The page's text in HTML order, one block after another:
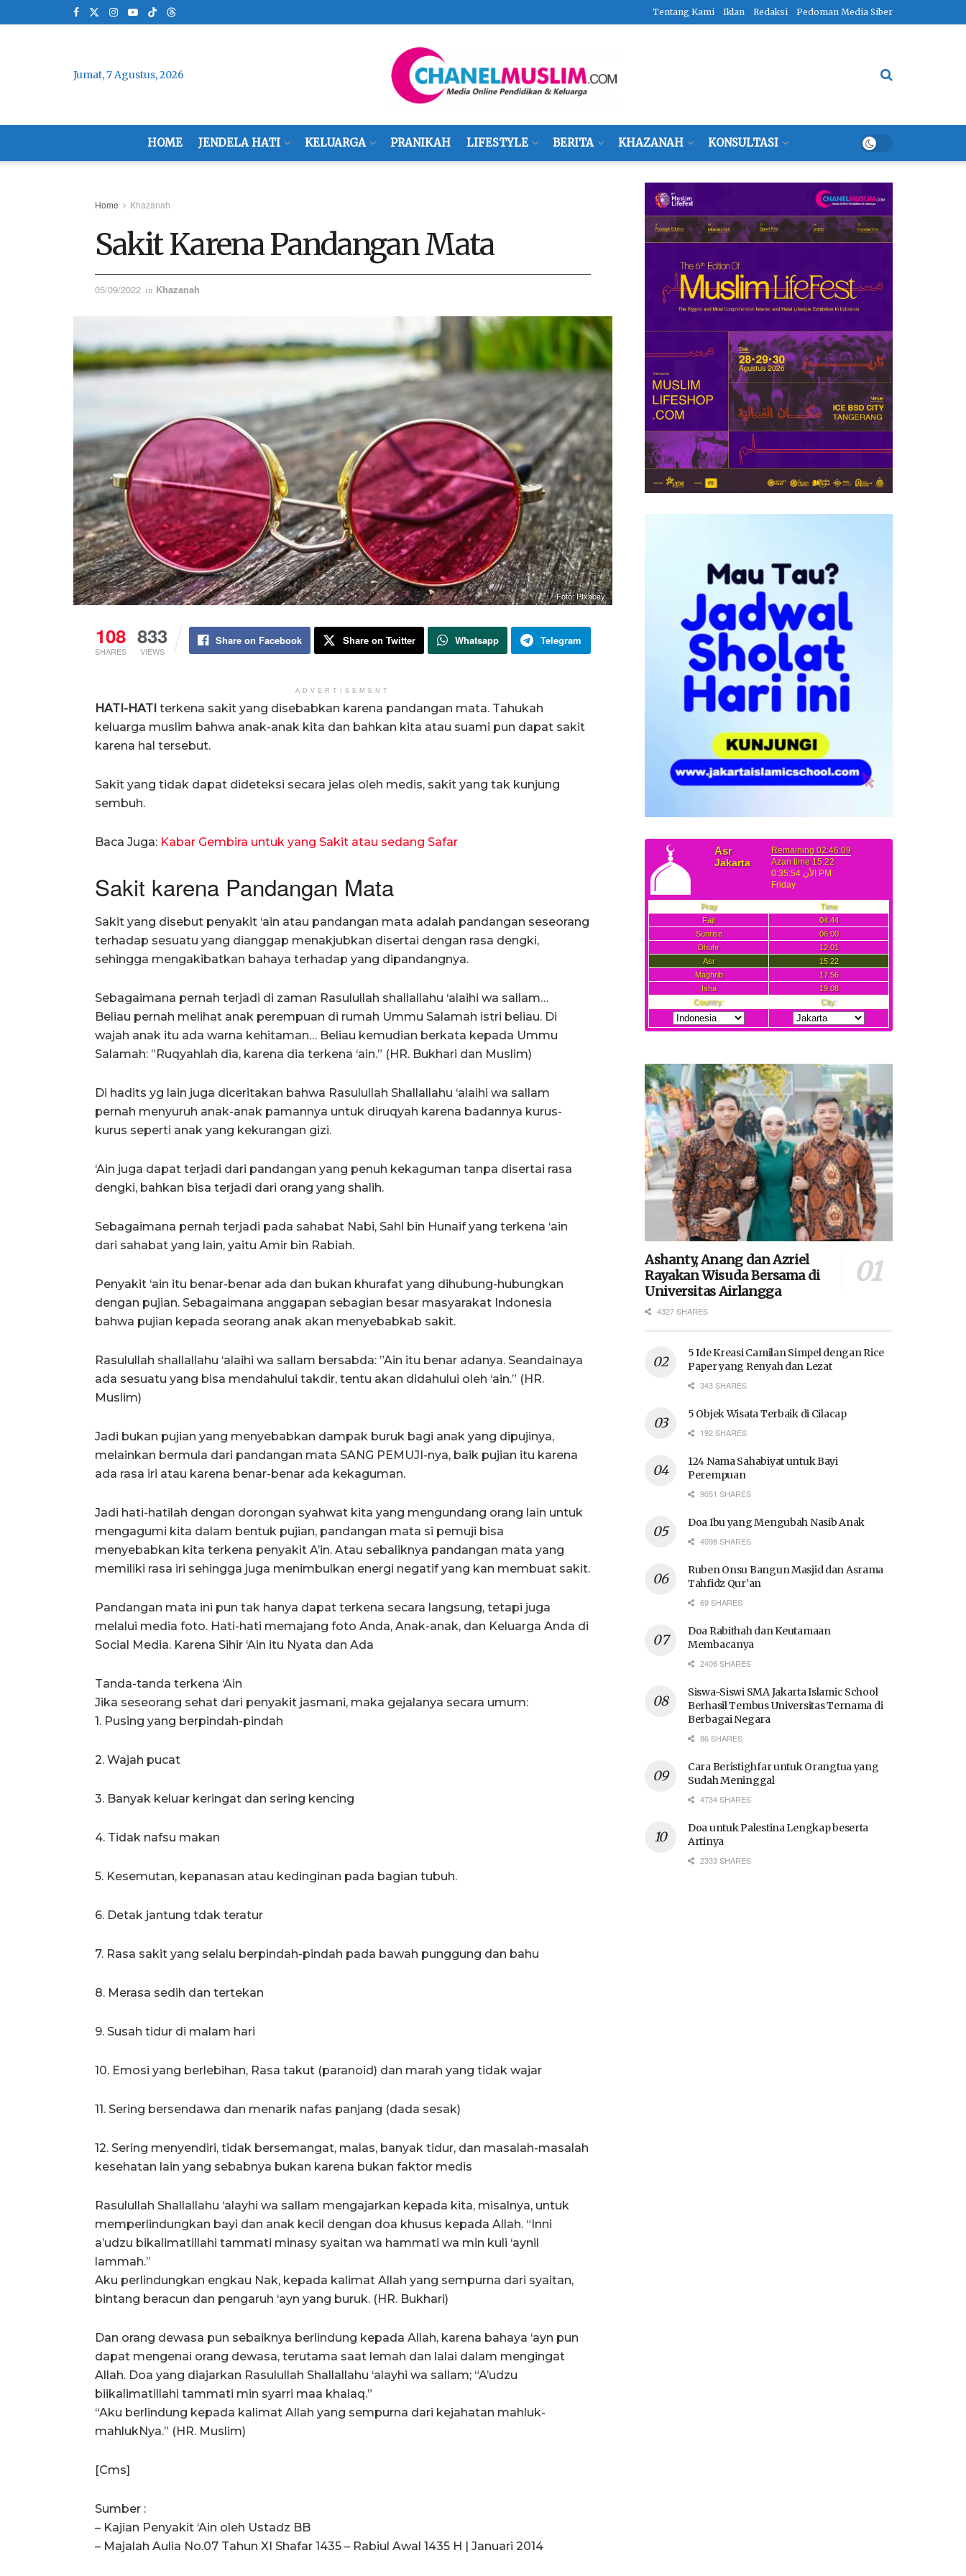
Tentang Kami Iklan Redaksi Pedoman Media Siber
Jumat, 7 Agustus, 2026
HOME JENDELA HATI KELUARGA PRANIKAH LIFESTYLE BERITA KHAZANAH KONSULTASI
Home Khazanah
Sakit Karena Pandangan Mata
05/09/2022 in Khazanah
Foto: PIxabay
108
SHARES
833
VIEWS
Share on Facebook Share on Twitter Whatsapp Telegram
ADVERTISEMENT
HATI-HATI terkena sakit yang disebabkan karena pandangan mata. Tahukah
keluarga muslim bahwa anak-anak kita dan bahkan kita atau suami pun dapat sakit
karena hal tersebut.
Sakit yang tidak dapat dideteksi secara jelas oleh medis, sakit yang tak kunjung
sembuh.
Baca Juga: Kabar Gembira untuk yang Sakit atau sedang Safar
Sakit karena Pandangan Mata
Sakit yang disebut penyakit ‘ain atau pandangan mata adalah pandangan seseorang
terhadap sesuatu yang dianggap menakjubkan disertai dengan rasa dengki,
sehingga mengakibatkan bahaya terhadap yang dipandangnya.
Sebagaimana pernah terjadi di zaman Rasulullah shallallahu ‘alaihi wa sallam…
Beliau pernah melihat anak perempuan di rumah Ummu Salamah istri beliau. Di
wajah anak itu ada warna kehitaman… Beliau kemudian berkata kepada Ummu
Salamah: ”Ruqyahlah dia, karena dia terkena ‘ain.” (HR. Bukhari dan Muslim)
Di hadits yg lain juga diceritakan bahwa Rasulullah Shallallahu ‘alaihi wa sallam
pernah menyuruh anak-anak pamannya untuk diruqyah karena badannya kurus-
kurus seperti anak yang kekurangan gizi.
‘Ain juga dapat terjadi dari pandangan yang penuh kekaguman tanpa disertai rasa
dengki, bahkan bisa terjadi dari orang yang shalih.
Sebagaimana pernah terjadi pada sahabat Nabi, Sahl bin Hunaif yang terkena ‘ain
dari sahabat yang lain, yaitu Amir bin Rabiah.
Penyakit ‘ain itu benar-benar ada dan bukan khurafat yang dihubung-hubungkan
dengan pujian. Sebagaimana anggapan sebagian besar masyarakat Indonesia
bahwa pujian kepada seorang anak akan menyebabkab sakit.
Rasulullah shallallahu ‘alaihi wa sallam bersabda: ”Ain itu benar adanya. Seandainaya
ada sesuatu yang bisa mendahului takdir, tentu akan didahului oleh ‘ain.” (HR.
Muslim)
Jadi bukan pujian yang menyebabkan dampak buruk bagi anak yang dipujinya,
melainkan bermula dari pandangan mata SANG PEMUJI-nya, baik pujian itu karena
ada rasa iri atau karena benar-benar ada kekaguman.
Jadi hati-hatilah dengan dorongan syahwat kita yang mengundang orang lain untuk
mengagumi kita dalam bentuk pujian, pandangan mata si pemuji bisa
menyebabkan kita terkena penyakit A’in. Atau sebaliknya pandangan mata yang
memiliki rasa iri sehingga juga menimbulkan energi negatif yang kan membuat sakit.
Pandangan mata ini pun tak hanya dapat terkena secara langsung, tetapi juga
melalui media foto. Hati-hati memajang foto Anda, Anak-anak, dan Keluarga Anda di
Social Media. Karena Sihir ‘Ain itu Nyata dan Ada
Tanda-tanda terkena ‘Ain
Jika seseorang sehat dari penyakit jasmani, maka gejalanya secara umum:
1. Pusing yang berpindah-pindah
2. Wajah pucat
3. Banyak keluar keringat dan sering kencing
4. Tidak nafsu makan
5. Kesemutan, kepanasan atau kedinginan pada bagian tubuh.
6. Detak jantung tdak teratur
7. Rasa sakit yang selalu berpindah-pindah pada bawah punggung dan bahu
8. Merasa sedih dan tertekan
9. Susah tidur di malam hari
10. Emosi yang berlebihan, Rasa takut (paranoid) dan marah yang tidak wajar
11. Sering bersendawa dan menarik nafas panjang (dada sesak)
12. Sering menyendiri, tidak bersemangat, malas, banyak tidur, dan masalah-masalah
kesehatan lain yang sebabnya bukan karena bukan faktor medis
Rasulullah Shallallahu ‘alayhi wa sallam mengajarkan kepada kita, misalnya, untuk
memperlindungkan bayi dan anak kecil dengan doa khusus kepada Allah. “Inni
a’udzu bikalimatillahi tammati minasy syaitan wa hammati wa min kuli ‘aynil
lammah.”
Aku perlindungkan engkau Nak, kepada kalimat Allah yang sempurna dari syaitan,
bintang beracun dan pengaruh ‘ayn yang buruk. (HR. Bukhari)
Dan orang dewasa pun sebaiknya berlindung kepada Allah, karena bahaya ‘ayn pun
dapat mengenai orang dewasa, terutama saat lemah dan lalai dalam mengingat
Allah. Doa yang diajarkan Rasulullah Shallallahu ‘alayhi wa sallam; “A’udzu
biikalimatillahi tammati min syarri maa khalaq.”
“Aku berlindung kepada kalimat Allah yang sempurna dari kejahatan mahluk-
mahlukNya.” (HR. Muslim)
[Cms]
Sumber :
– Kajian Penyakit ‘Ain oleh Ustadz BB
– Majalah Aulia No.07 Tahun XI Shafar 1435 – Rabiul Awal 1435 H | Januari 2014
Ashanty, Anang dan Azriel
Rayakan Wisuda Bersama di
Universitas Airlangga
4327 SHARES
5 Ide Kreasi Camilan Simpel dengan Rice
Paper yang Renyah dan Lezat
343 SHARES
5 Objek Wisata Terbaik di Cilacap
192 SHARES
124 Nama Sahabiyat untuk Bayi
Perempuan
9051 SHARES
Doa Ibu yang Mengubah Nasib Anak
4098 SHARES
Ruben Onsu Bangun Masjid dan Asrama
Tahfidz Qur’an
69 SHARES
Doa Rabithah dan Keutamaan
Membacanya
2406 SHARES
Siswa-Siswi SMA Jakarta Islamic School
Berhasil Tembus Universitas Ternama di
Berbagai Negara
86 SHARES
Cara Beristighfar untuk Orangtua yang
Sudah Meninggal
4734 SHARES
Doa untuk Palestina Lengkap beserta
Artinya
2333 SHARES